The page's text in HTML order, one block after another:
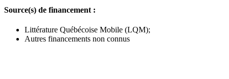
Source(s) de financement :
Littérature Québécoise Mobile (LQM);
Autres financements non connus